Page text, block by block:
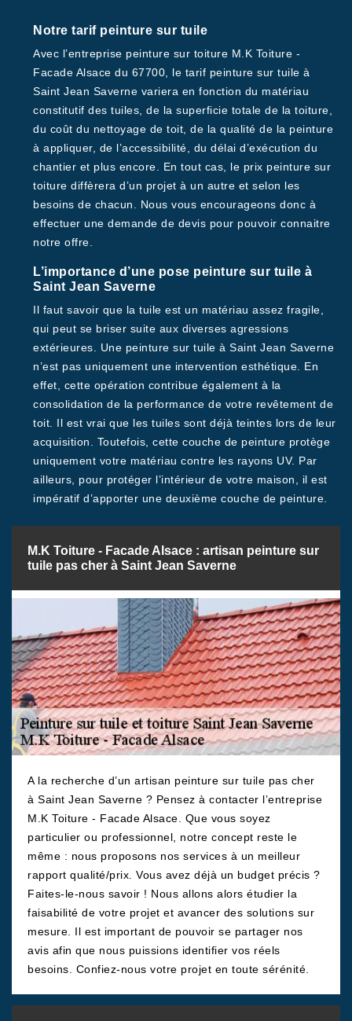
Notre tarif peinture sur tuile
Avec l’entreprise peinture sur toiture M.K Toiture -
Facade Alsace du 67700, le tarif peinture sur tuile à
Saint Jean Saverne variera en fonction du matériau
constitutif des tuiles, de la superficie totale de la toiture,
du coût du nettoyage de toit, de la qualité de la peinture
à appliquer, de l’accessibilité, du délai d’exécution du
chantier et plus encore. En tout cas, le prix peinture sur
toiture diffèrera d’un projet à un autre et selon les
besoins de chacun. Nous vous encourageons donc à
effectuer une demande de devis pour pouvoir connaitre
notre offre.
L’importance d’une pose peinture sur tuile à
Saint Jean Saverne
Il faut savoir que la tuile est un matériau assez fragile,
qui peut se briser suite aux diverses agressions
extérieures. Une peinture sur tuile à Saint Jean Saverne
n’est pas uniquement une intervention esthétique. En
effet, cette opération contribue également à la
consolidation de la performance de votre revêtement de
toit. Il est vrai que les tuiles sont déjà teintes lors de leur
acquisition. Toutefois, cette couche de peinture protège
uniquement votre matériau contre les rayons UV. Par
ailleurs, pour protéger l’intérieur de votre maison, il est
impératif d’apporter une deuxième couche de peinture.
M.K Toiture - Facade Alsace : artisan peinture sur
tuile pas cher à Saint Jean Saverne
A la recherche d’un artisan peinture sur tuile pas cher
à Saint Jean Saverne ? Pensez à contacter l’entreprise
M.K Toiture - Facade Alsace. Que vous soyez
particulier ou professionnel, notre concept reste le
même : nous proposons nos services à un meilleur
rapport qualité/prix. Vous avez déjà un budget précis ?
Faites-le-nous savoir ! Nous allons alors étudier la
faisabilité de votre projet et avancer des solutions sur
mesure. Il est important de pouvoir se partager nos
avis afin que nous puissions identifier vos réels
besoins. Confiez-nous votre projet en toute sérénité.